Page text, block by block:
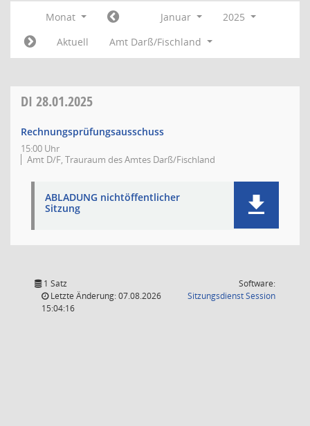
Monat Januar
2025
Aktuell
Amt Darß/Fischland
DI 28.01.2025
Rechnungsprüfungsausschuss
15:00 Uhr
Amt D/F, Trauraum des Amtes Darß/Fischland
ABLADUNG nichtöffentlicher
Sitzung
1 Satz
Letzte Änderung: 07.08.2026
15:04:16
Software:
SitzungsdienstSession(Wird in